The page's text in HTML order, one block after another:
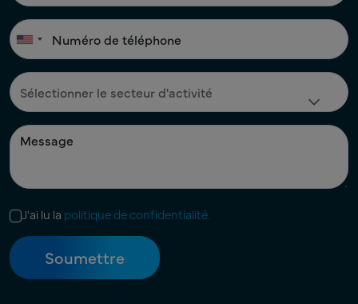
J'ai lu la politique de confidentialité.